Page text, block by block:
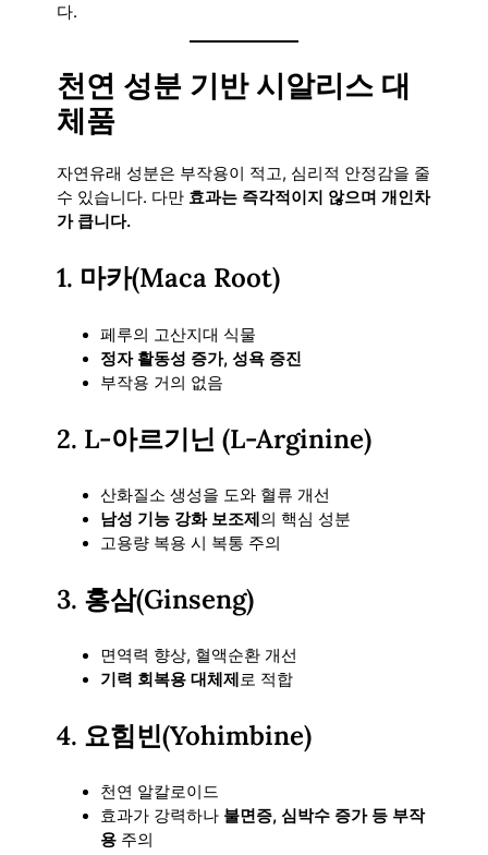
다.
천연 성분 기반 시알리스 대
체품
자연유래 성분은 부작용이 적고, 심리적 안정감을 줄
수 있습니다. 다만 효과는 즉각적이지 않으며 개인차
가 큽니다.
1. 마카(Maca Root)
페루의 고산지대 식물
정자 활동성 증가, 성욕 증진
부작용 거의 없음
2. L-아르기닌 (L-Arginine)
산화질소 생성을 도와 혈류 개선
남성 기능 강화 보조제의 핵심 성분
고용량 복용 시 복통 주의
3. 홍삼(Ginseng)
면역력 향상, 혈액순환 개선
기력 회복용 대체제로 적합
4. 요힘빈(Yohimbine)
천연 알칼로이드
효과가 강력하나 불면증, 심박수 증가 등 부작
용 주의